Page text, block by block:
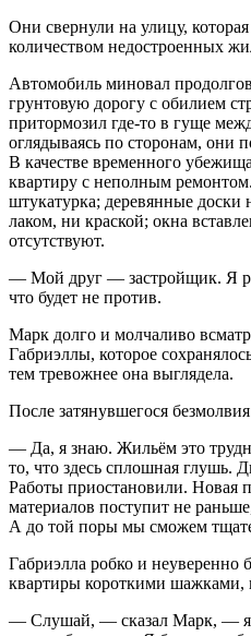
Они свернули на улицу,
количеством недостроенных
Автомобиль миновал
грунтовую дорогу с обилием
притормозил где-то в гуще
оглядываясь по сторонам, они
В качестве временного
квартиру с неполным
штукатурка; деревянные доски
лаком, ни краской; окна
отсутствуют.
— Мой друг — застройщик. Я
что будет не против.
Марк долго и молчаливо
Габриэллы, которое
тем тревожнее она выглядела.
После затянувшегося
— Да, я знаю. Жильём это
то, что здесь сплошная глушь.
Работы приостановили. Новая
материалов поступит не
А до той поры мы сможем
Габриэлла робко и неуверенно
квартиры короткими шажками,
— Слушай, — сказал Марк, — я